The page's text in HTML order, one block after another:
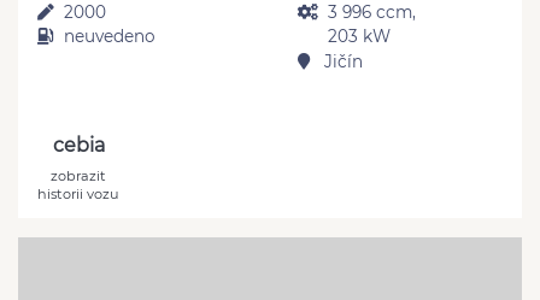
2000
neuvedeno
3 996 ccm,
203 kW
Jičín
cebia
zobrazit
historii vozu